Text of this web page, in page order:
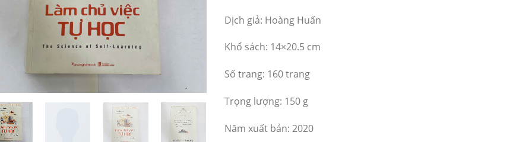
Dịch giả: Hoàng Huấn
Khổ sách: 14×20.5 cm
Số trang: 160 trang
Trọng lượng: 150 g
Năm xuất bản: 2020